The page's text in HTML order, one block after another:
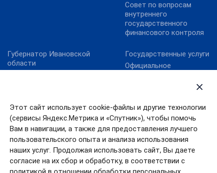
Этот сайт использует cookie-файлы и другие технологии
(сервисы Яндекс.Метрика и «Спутник»), чтобы помочь
Вам в навигации, а также для предоставления лучшего
пользовательского опыта и анализа использования
наших услуг. Продолжая использовать сайт, Вы даете
согласие на их сбор и обработку, в соответствии с
Совет по вопросам
внутреннего
государственного
финансового контроля
Губернатор Ивановской
области
Правительство
Ивановской области
Правительство РФ
Президент РФ
Государственные услуги
Официальное
портал правовой
информации
Портал Работа в России
Электронный бюджет